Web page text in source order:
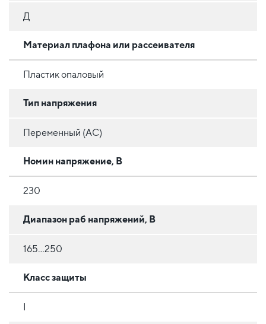
Д
Материал плафона или рассеивателя
Пластик опаловый
Тип напряжения
Переменный (AC)
Номин напряжение, В
230
Диапазон раб напряжений, В
165…250
Класс защиты